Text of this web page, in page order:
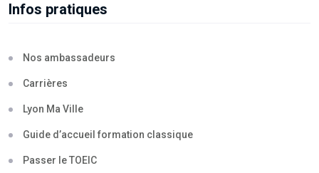
Infos pratiques
Nos ambassadeurs
Carrières
Lyon Ma Ville
Guide d’accueil formation classique
Passer le TOEIC